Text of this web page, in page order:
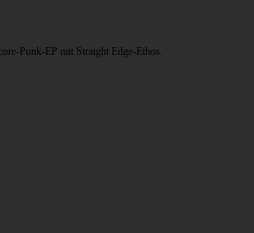
Punk-EP mit Straight Edge-Ethos.